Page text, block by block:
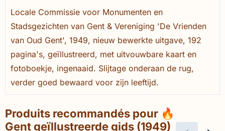
Locale Commissie voor Monumenten en
Stadsgezichten van Gent & Vereniging 'De Vrienden
van Oud Gent', 1949, nieuw bewerkte uitgave, 192
pagina's, geïllustreerd, met uitvouwbare kaart en
fotoboekje, ingenaaid. Slijtage onderaan de rug,
verder goed bewaard voor zijn leeftijd.
Produits recommandés pour 🔥
Gent geïllustreerde gids (1949)